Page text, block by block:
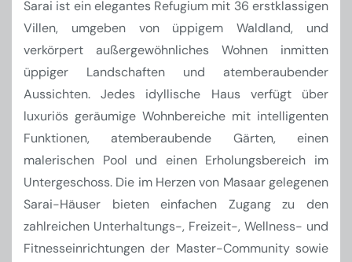
Sarai ist ein elegantes Refugium mit 36 erstklassigen
Villen, umgeben von üppigem Waldland, und
verkörpert außergewöhnliches Wohnen inmitten
üppiger Landschaften und atemberaubender
Aussichten. Jedes idyllische Haus verfügt über
luxuriös geräumige Wohnbereiche mit intelligenten
Funktionen, atemberaubende Gärten, einen
malerischen Pool und einen Erholungsbereich im
Untergeschoss. Die im Herzen von Masaar gelegenen
Sarai-Häuser bieten einfachen Zugang zu den
zahlreichen Unterhaltungs-, Freizeit-, Wellness- und
Fitnesseinrichtungen der Master-Community sowie